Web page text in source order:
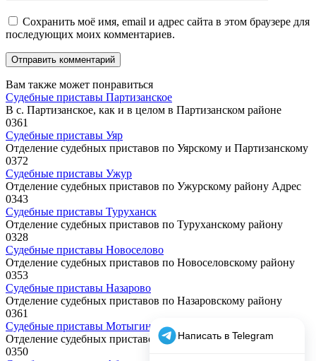
Сохранить моё имя, email и адрес сайта в этом браузере для
последующих моих комментариев.
Вам также может понравиться
Судебные приставы Партизанское
В с. Партизанское, как и в целом в Партизанском районе
0361
Судебные приставы Уяр
Отделение судебных приставов по Уярскому и Партизанскому
0372
Судебные приставы Ужур
Отделение судебных приставов по Ужурскому району Адрес
0343
Судебные приставы Туруханск
Отделение судебных приставов по Туруханскому району
0328
Судебные приставы Новоселово
Отделение судебных приставов по Новоселовскому району
0353
Судебные приставы Назарово
Отделение судебных приставов по Назаровскому району
0361
Судебные приставы Мотыгино
Отделение судебных приставов по Мотыгинскому району
0350